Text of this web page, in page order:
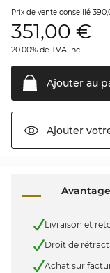
Prix de vente conseillé
351,00 €
20.00% de TVA incl.
Ajouter au
Ajouter
Livraison et
Droit de
Achat sur